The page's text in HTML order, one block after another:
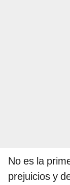
No es la
prejuicios y